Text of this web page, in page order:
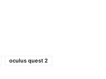
oculus quest 2